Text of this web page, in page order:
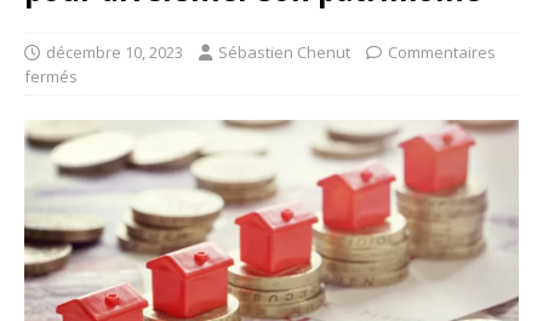
décembre 10, 2023 Sébastien Chenut
Commentaires
fermés